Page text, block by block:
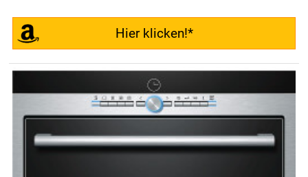
Hier klicken!*